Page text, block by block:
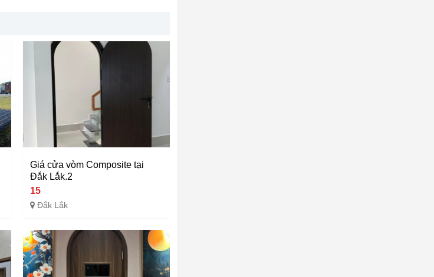
Giá cửa vòm Composite tại
Đắk Lắk.2
15
Đắk Lắk